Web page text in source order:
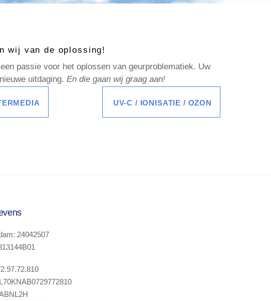
wij van de oplossing!
passie voor het oplossen van geurproblematiek. Uw
uitdaging. En die gaan wij graag aan!
UV-C / IONISATIE / OZON
24042507